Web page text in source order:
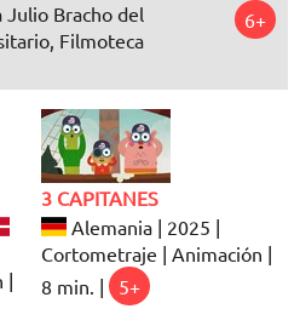
Julio Bracho del
Filmoteca
6+
|
3 CAPITANES
Alemania | 2025 |
Cortometraje | Animación |
8 min. |
5+